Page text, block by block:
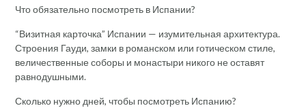
Что обязательно посмотреть в Испании?
“Визитная карточка” Испании — изумительная архитектура.
Строения Гауди, замки в романском или готическом стиле,
величественные соборы и монастыри никого не оставят
равнодушными.
Сколько нужно дней, чтобы посмотреть Испанию?